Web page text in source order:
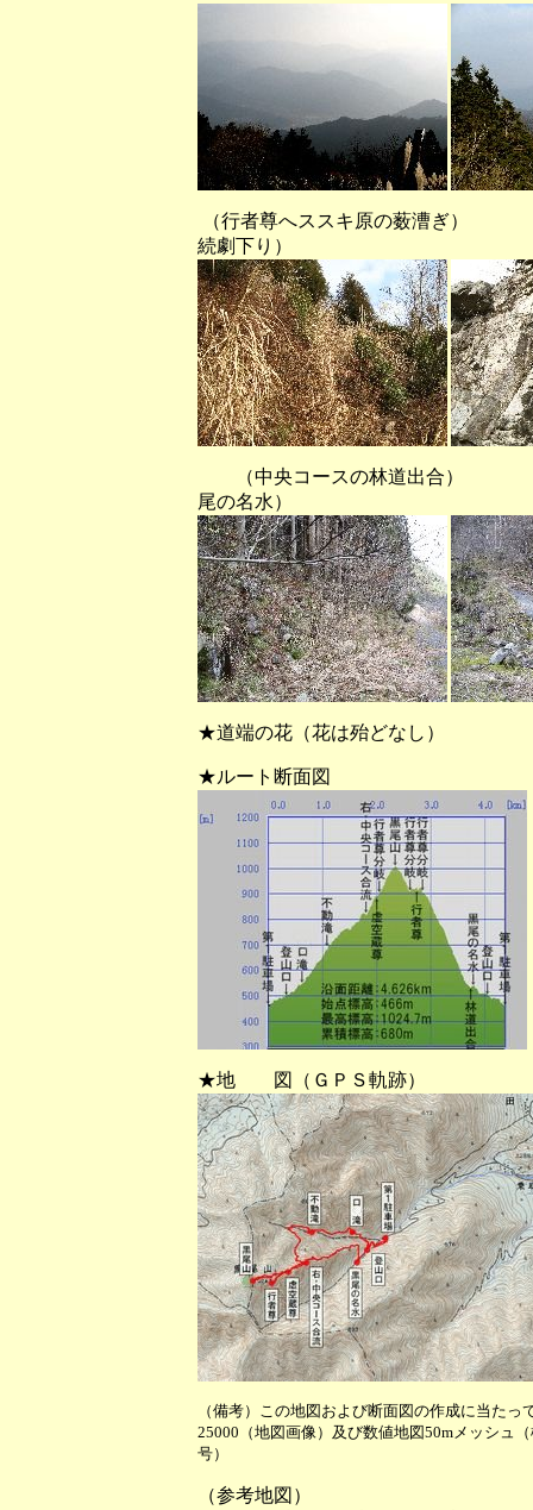
（行者尊へススキ原の薮漕
続劇下り）
（中央コースの林道出
尾の名水）
★道端の花（花は殆どなし）
★ルート断面図
★地 図（ＧＰＳ軌跡）
（備考）この地図および断面図の作成に当た
25000（地図画像）及び数値地図50mメッシュ
号）
（参考地図）